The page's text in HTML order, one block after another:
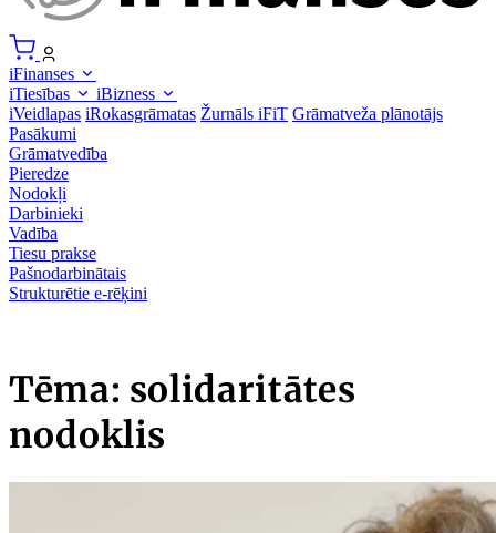
iFinanses
iTiesības
iBizness
iVeidlapas iRokasgrāmatas Žurnāls iFiT Grāmatveža plānotājs
Pasākumi
Grāmatvedība
Pieredze
Nodokļi
Darbinieki
Vadība
Tiesu prakse
Pašnodarbinātais
Strukturētie e-rēķini
Tēma: solidaritātes
nodoklis